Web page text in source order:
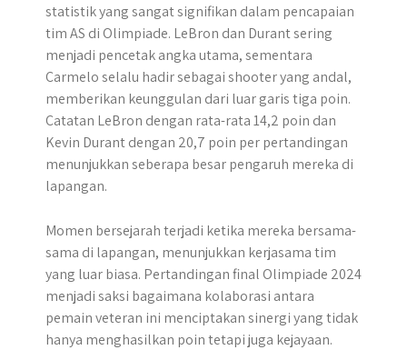
statistik yang sangat signifikan dalam pencapaian
tim AS di Olimpiade. LeBron dan Durant sering
menjadi pencetak angka utama, sementara
Carmelo selalu hadir sebagai shooter yang andal,
memberikan keunggulan dari luar garis tiga poin.
Catatan LeBron dengan rata-rata 14,2 poin dan
Kevin Durant dengan 20,7 poin per pertandingan
menunjukkan seberapa besar pengaruh mereka di
lapangan.
Momen bersejarah terjadi ketika mereka bersama-
sama di lapangan, menunjukkan kerjasama tim
yang luar biasa. Pertandingan final Olimpiade 2024
menjadi saksi bagaimana kolaborasi antara
pemain veteran ini menciptakan sinergi yang tidak
hanya menghasilkan poin tetapi juga kejayaan.